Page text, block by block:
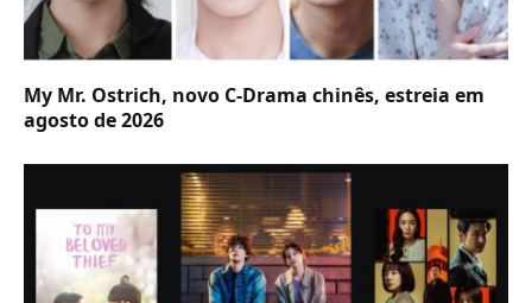
My Mr. Ostrich, novo C-Drama chinês, estreia em
agosto de 2026